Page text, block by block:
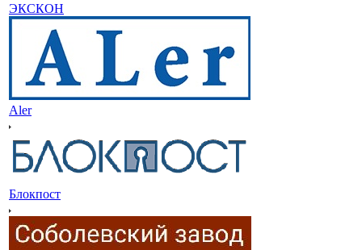
ЭКСКОН
Aler
Блокпост